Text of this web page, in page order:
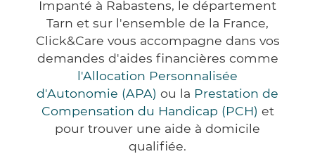
Impanté à Rabastens, le département
Tarn et sur l'ensemble de la France,
Click&Care vous accompagne dans vos
demandes d'aides financières comme
l'Allocation Personnalisée
d'Autonomie (APA) ou la Prestation de
Compensation du Handicap (PCH) et
pour trouver une aide à domicile
qualifiée.